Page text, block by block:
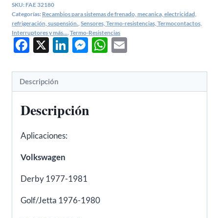
Passat,
Polo,
Volvo
240,
-
FAE
cantidad
SKU: FAE 32180
Categorías: Recambios para sistemas de frenado, mecanica, electricidad,
refrigeración, suspensión. Sensores, Termo-resistencias, Termocontactos,
Interruptores y más... Termo-Resistencias
Facebook
X LinkedIn
Messenger
WhatsApp
Descripción
Descripción
Aplicaciones:
Volkswagen
Derby 1977-1981
Golf/Jetta 1976-1980